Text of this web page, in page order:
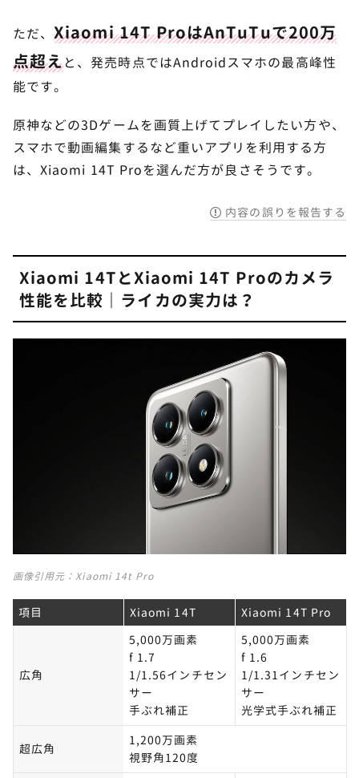
ただ、Xiaomi 14T ProはAnTuTuで200万
点超えと、発売時点ではAndroidスマホの最高峰性
能です。
原神などの3Dゲームを画質上げてプレイしたい方や、
スマホで動画編集するなど重いアプリを利用する方
は、Xiaomi 14T Proを選んだ方が良さそうです。
内容の誤りを報告する
Xiaomi 14TとXiaomi 14T Proのカメラ
性能を比較｜ライカの実力は？
画像引用元：Xiaomi 14t Pro
項目 Xiaomi 14T Xiaomi 14T Pro
広角
5,000万画素
f 1.7
1/1.56インチセン
サー
手ぶれ補正
5,000万画素
f 1.6
1/1.31インチセン
サー
光学式手ぶれ補正
超広角
1,200万画素
視野角120度